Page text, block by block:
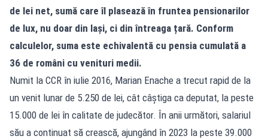
de lei net, sumă care îl plasează în fruntea pensionarilor
de lux, nu doar din Iași, ci din întreaga țară. Conform
calculelor, suma este echivalentă cu pensia cumulată a
36 de români cu venituri medii.
Numit la CCR în iulie 2016, Marian Enache a trecut rapid de la
un venit lunar de 5.250 de lei, cât câștiga ca deputat, la peste
15.000 de lei în calitate de judecător. În anii următori, salariul
său a continuat să crească, ajungând în 2023 la peste 39.000